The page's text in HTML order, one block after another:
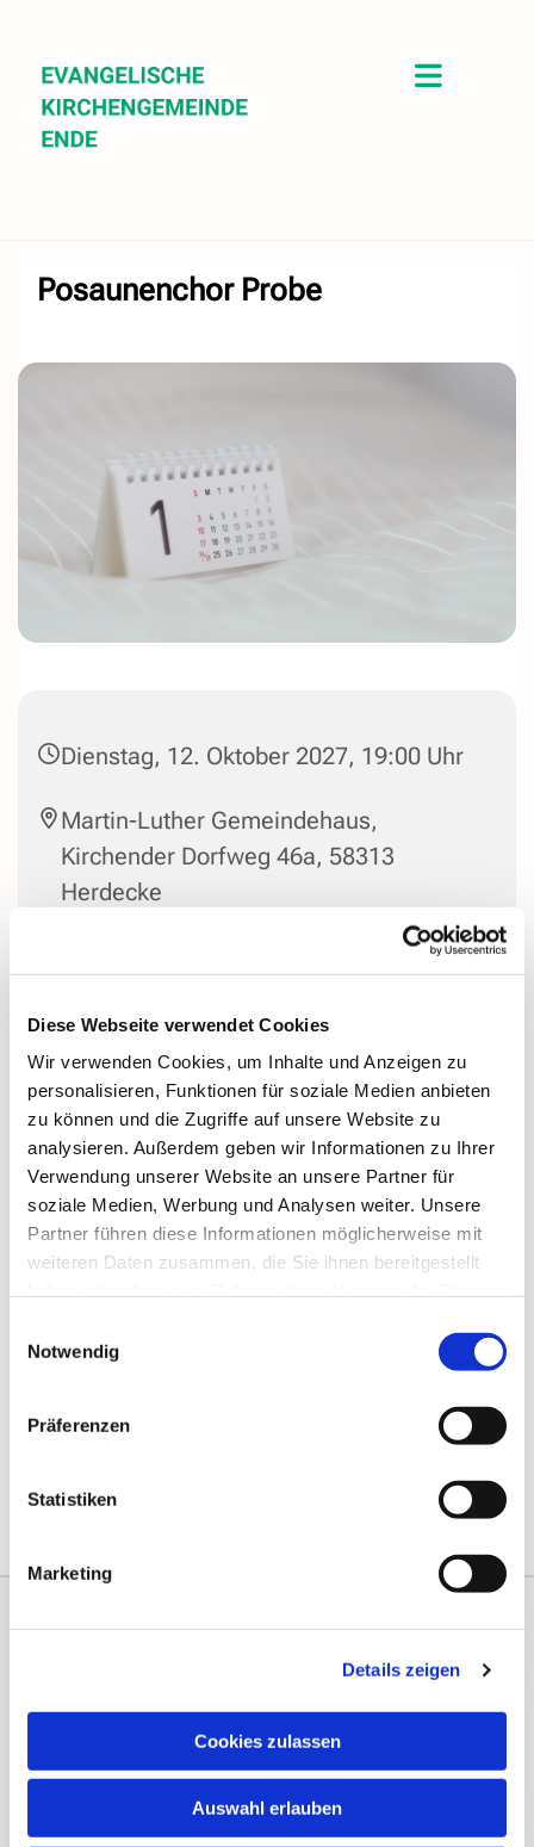
Diese Webseite verwendet Cookies
Wir verwenden Cookies, um Inhalte und Anzeigen zu
personalisieren, Funktionen für soziale Medien anbieten
zu können und die Zugriffe auf unsere Website zu
analysieren. Außerdem geben wir Informationen zu Ihrer
Verwendung unserer Website an unsere Partner für
soziale Medien, Werbung und Analysen weiter. Unsere
Partner führen diese Informationen möglicherweise mit
weiteren Daten zusammen, die Sie ihnen bereitgestellt
Notwendig
Präferenzen
Statistiken
Marketing
Details zeigen
Cookies zulassen
Auswahl erlauben
Posaunenchor Probe
Dienstag, 12. Oktober 2027, 19:00 Uhr
Martin-Luther Gemeindehaus,
Kirchender Dorfweg 46a, 58313
Herdecke
Leitung: Wolfgang Hermann 603329,
916344